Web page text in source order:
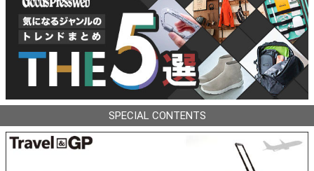
SPECIAL CONTENTS